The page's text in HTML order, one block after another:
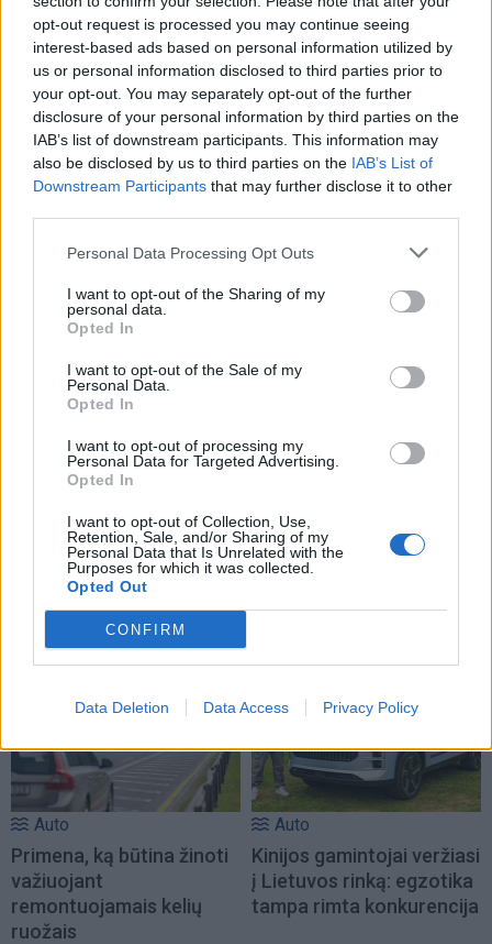
opt-out request is processed you may continue seeing
interest-based ads based on personal information utilized by
us or personal information disclosed to third parties prior to
your opt-out. You may separately opt-out of the further
disclosure of your personal information by third parties on the
IAB’s list of downstream participants. This information may
also be disclosed by us to third parties on the IAB’s List of
Downstream Participants that may further disclose it to other
Personal Data Processing Opt Outs
I want to opt-out of the Sharing of my
personal data.
Opted In
I want to opt-out of the Sale of my
Personal Data.
Opted In
I want to opt-out of processing my
Personal Data for Targeted Advertising.
Opted In
I want to opt-out of Collection, Use,
Retention, Sale, and/or Sharing of my
Personal Data that Is Unrelated with the
Purposes for which it was collected.
Opted Out
CONFIRM
Data Deletion Data Access Privacy Policy
TAIP PAT SKAITYKITE
Auto
ir realybė
sekundės ir nė vieno
ekrano: pristatytas 2,5
superautomobilis (vaizdo
Auto
Primena, ką būtina žinoti
važiuojant
remontuojamais kelių
ruožais
Auto
Kinijos gamintojai veržiasi
į Lietuvos rinką: egzotika
tampa rimta konkurencija